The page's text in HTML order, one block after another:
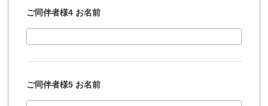
ご同伴者様4 お名前
ご同伴者様5 お名前